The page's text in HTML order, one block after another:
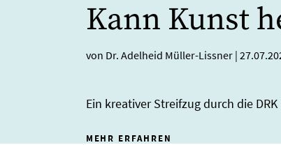
Kann Kunst
von Dr. Adelheid Müller-Lissner |
Ein kreativer Streifzug durch die
MEHR ERFAHREN